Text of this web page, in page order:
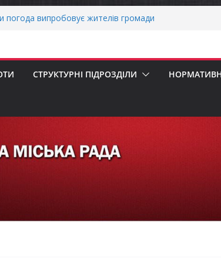
погода випробовує жителів громади
бізнесу!
СТРУКТУРНІ ПІДРОЗДІЛИ